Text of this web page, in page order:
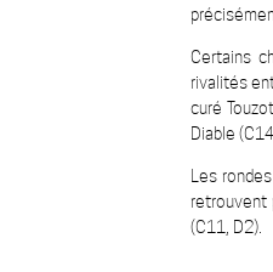
Certains
rivalités
curé
Diable
Les
retrouvent
(C11, D2).